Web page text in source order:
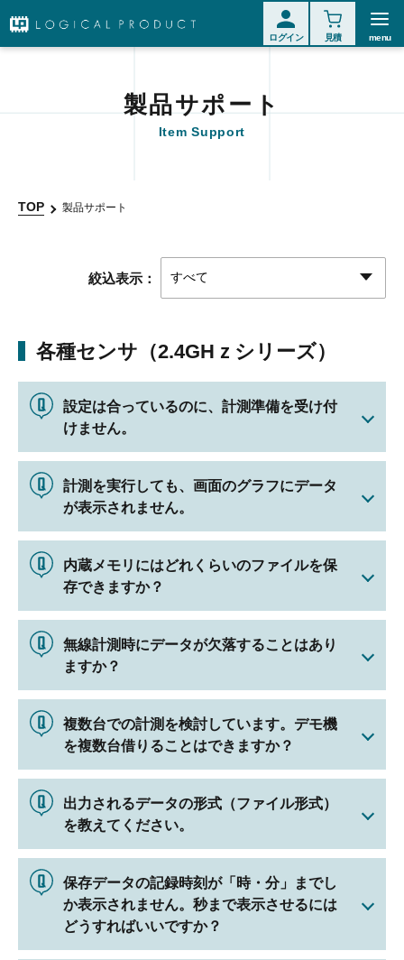
ログイン 見積 menu
製品サポート
Item Support
TOP 製品サポート
絞込表示：
各種センサ（2.4GHｚシリーズ）
設定は合っているのに、計測準備を受け付
けません。
計測を実行しても、画面のグラフにデータ
が表示されません。
内蔵メモリにはどれくらいのファイルを保
存できますか？
無線計測時にデータが欠落することはあり
ますか？
複数台での計測を検討しています。デモ機
を複数台借りることはできますか？
出力されるデータの形式（ファイル形式）
を教えてください。
保存データの記録時刻が「時・分」までし
か表示されません。秒まで表示させるには
どうすればいいですか？